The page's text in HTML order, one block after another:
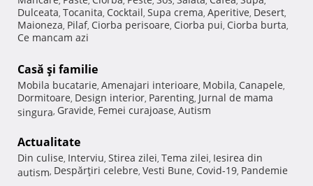
Dulceata, Tocanita, Cocktail, Supa crema, Aperitive, Desert,
Maioneza, Pilaf, Ciorba perisoare, Ciorba pui, Ciorba burta,
Ce mancam azi
Casă şi familie
Mobila bucatarie, Amenajari interioare, Mobila, Canapele,
Dormitoare, Design interior, Parenting, Jurnal de mama
singura, Gravide, Femei curajoase, Autism
Actualitate
Din culise, Interviu, Stirea zilei, Tema zilei, Iesirea din
autism, Despărţiri celebre, Vesti Bune, Covid-19, Pandemie